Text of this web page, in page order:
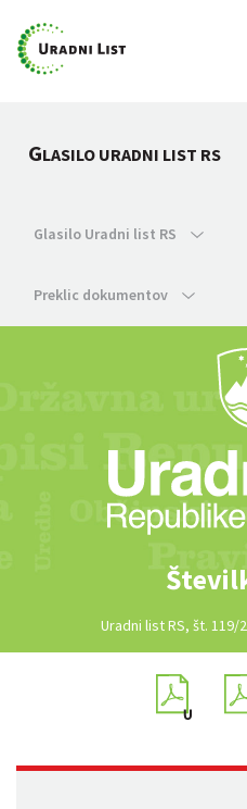
GLASILO URADNI LIST RS
Glasilo Uradni list RS
Preklic dokumentov
Uradni list RS, št. 119/